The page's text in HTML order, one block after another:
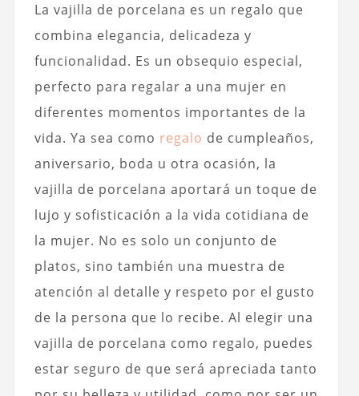
La vajilla de porcelana es un regalo que
combina elegancia, delicadeza y
funcionalidad. Es un obsequio especial,
perfecto para regalar a una mujer en
diferentes momentos importantes de la
vida. Ya sea como regalo de cumpleaños,
aniversario, boda u otra ocasión, la
vajilla de porcelana aportará un toque de
lujo y sofisticación a la vida cotidiana de
la mujer. No es solo un conjunto de
platos, sino también una muestra de
atención al detalle y respeto por el gusto
de la persona que lo recibe. Al elegir una
vajilla de porcelana como regalo, puedes
estar seguro de que será apreciada tanto